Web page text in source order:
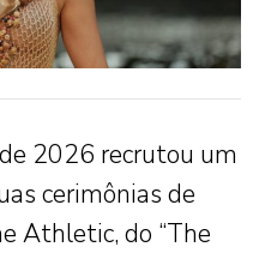
2026 recrutou um
cerimônias de
Athletic, do “The